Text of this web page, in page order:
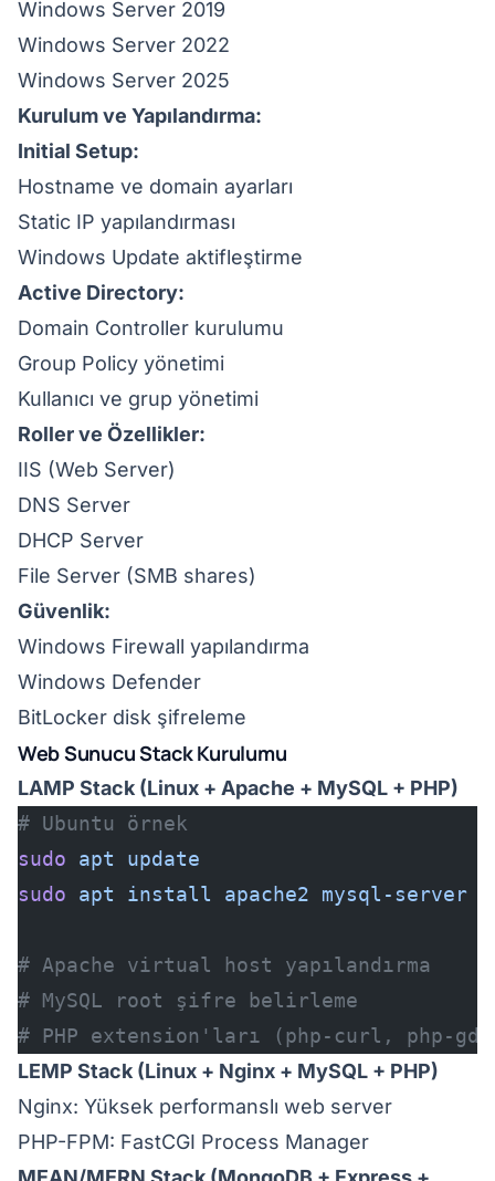
Windows Server 2019
Windows Server 2022
Windows Server 2025
Kurulum ve Yapılandırma:
Initial Setup:
Hostname ve domain ayarları
Static IP yapılandırması
Windows Update aktifleştirme
Active Directory:
Domain Controller kurulumu
Group Policy yönetimi
Kullanıcı ve grup yönetimi
Roller ve Özellikler:
IIS (Web Server)
DNS Server
DHCP Server
File Server (SMB shares)
Güvenlik:
Windows Firewall yapılandırma
Windows Defender
BitLocker disk şifreleme
Web Sunucu Stack Kurulumu
LAMP Stack (Linux + Apache + MySQL + PHP)
# Ubuntu örnek
sudo apt update
sudo apt install apache2 mysql-server
# Apache virtual host yapılandırma
# MySQL root şifre belirleme
# PHP extension'ları (php-curl, php-
LEMP Stack (Linux + Nginx + MySQL + PHP)
Nginx: Yüksek performanslı web server
PHP-FPM: FastCGI Process Manager